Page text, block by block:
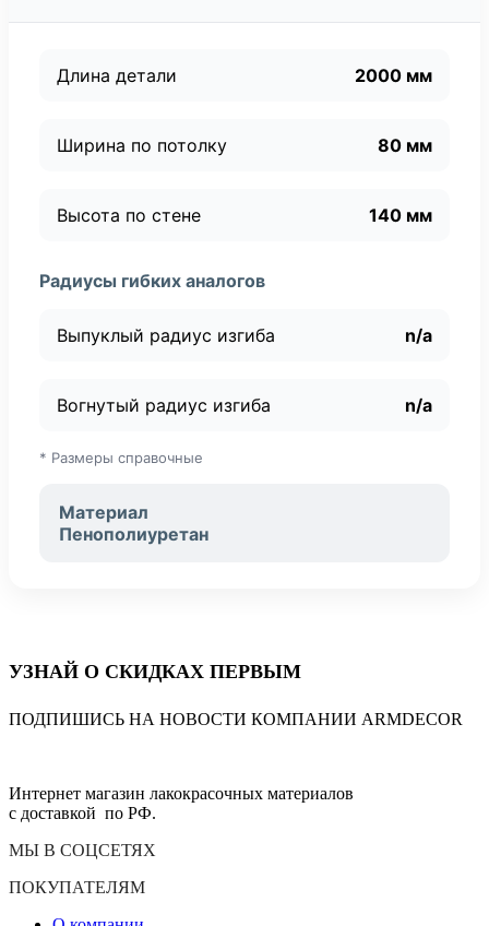
Длина детали 2000 мм
Ширина по потолку 80 мм
Высота по стене 140 мм
Радиусы гибких аналогов
Выпуклый радиус изгиба n/a
Вогнутый радиус изгиба n/a
* Размеры справочные
Материал
Пенополиуретан
УЗНАЙ О СКИДКАХ ПЕРВЫМ
ПОДПИШИСЬ НА НОВОСТИ КОМПАНИИ ARMDECOR
Интернет магазин лакокрасочных материалов
с доставкой по РФ.
МЫ В СОЦСЕТЯХ
ПОКУПАТЕЛЯМ